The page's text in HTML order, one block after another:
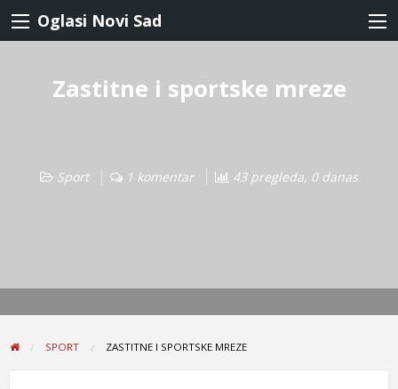
Oglasi Novi Sad
Zastitne i sportske mreze
Sport 1 komentar 43 pregleda, 0 danas
SPORT ZASTITNE I SPORTSKE MREZE